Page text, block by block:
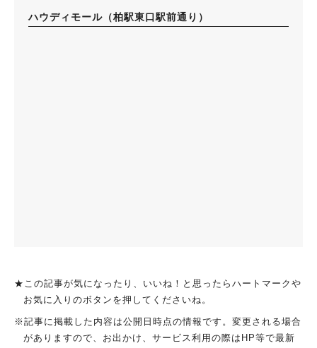
ハウディモール（柏駅東口駅前通り）
★この記事が気になったり、いいね！と思ったらハートマークや
お気に入りのボタンを押してくださいね。
※記事に掲載した内容は公開日時点の情報です。変更される場合
がありますので、お出かけ、サービス利用の際はHP等で最新